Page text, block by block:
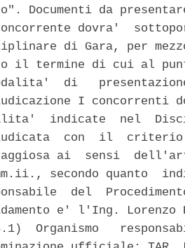
Documenti da
dovra'
di Gara, per
il termine di cui al
di
I concorrenti
indicate  nel
con  il  criterio
ai  sensi
secondo quanto
del
e' l'Ing.
Organismo